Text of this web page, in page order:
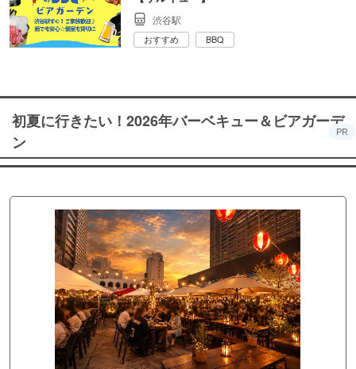
渋谷駅
おすすめ BBQ
初夏に行きたい！2026年バーベキュー＆ビアガーデ
ン
PR